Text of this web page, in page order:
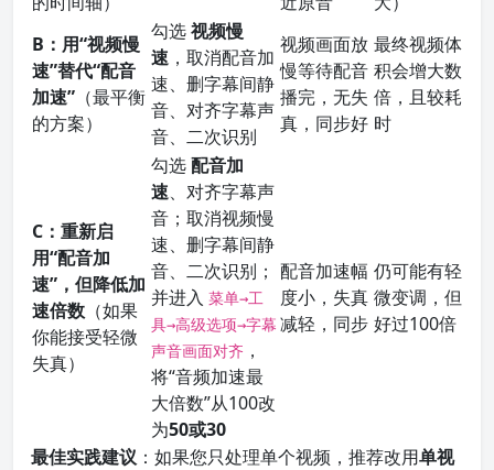
B：用“视频慢
速”替代“配音
加速” （最平衡
的方案）
勾选视频慢
速 ，取消配音加
速、删字幕间静
音、对齐字幕声
音、二次识别
视频画面放
慢等待配音
播完，无失
真，同步好
最终视频体
积会增大数
倍，且较耗
时
C：重新启
用“配音加
速”，但降低加
速倍数 （如果
你能接受轻微
失真）
勾选配音加
速、对齐字幕声
音；取消视频慢
速、删字幕间静
音、二次识别；
并进入 菜单→工
具→高级选项→字幕
声音画面对齐 ，
将“音频加速最
大倍数”从100改
为50或30
配音加速幅
度小，失真
减轻，同步
仍可能有轻
微变调，但
好过100倍
最佳实践建议 ：如果您只处理单个视频，推荐改用单视